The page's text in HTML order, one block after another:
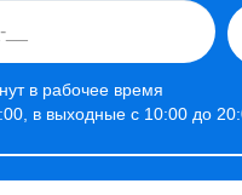
в рабочее время
в выходные с 10:00 до